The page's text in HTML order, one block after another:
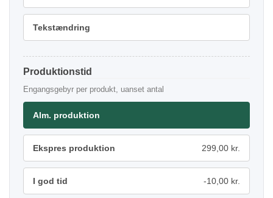
Tekstændring
Produktionstid
Engangsgebyr per produkt, uanset antal
Alm. produktion
Ekspres produktion 299,00 kr.
I god tid -10,00 kr.